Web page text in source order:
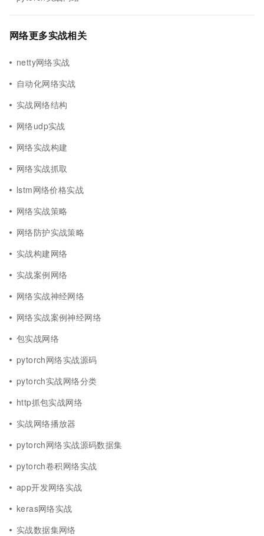
网络更多实战相关
netty网络实战
自动化网络实战
实战网络结构
网络udp实战
网络实战构建
网络实战抓取
lstm网络价格实战
网络实战策略
网络防护实战策略
实战构建网络
实战案例网络
网络实战神经网络
网络实战案例神经网络
包实战网络
pytorch网络实战源码
pytorch实战网络分类
http抓包实战网络
实战网络播放器
pytorch网络实战源码数据集
pytorch卷积网络实战
app开发网络实战
keras网络实战
实战数据集网络